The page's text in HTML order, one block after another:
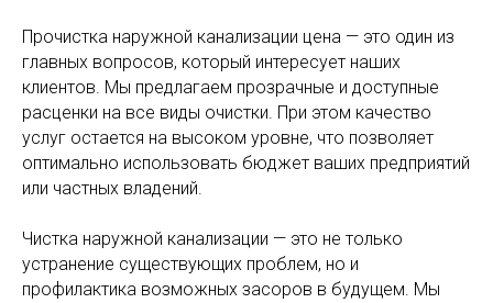
Прочистка наружной канализации цена — это один из
главных вопросов, который интересует наших
клиентов. Мы предлагаем прозрачные и доступные
расценки на все виды очистки. При этом качество
услуг остается на высоком уровне, что позволяет
оптимально использовать бюджет ваших предприятий
или частных владений.
Чистка наружной канализации — это не только
устранение существующих проблем, но и
профилактика возможных засоров в будущем. Мы